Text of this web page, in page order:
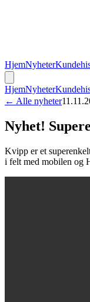
HjemNyheter
HjemNyheter
← Alle nyheter
Nyhet!
Kvipp er et
i felt med mobilen og